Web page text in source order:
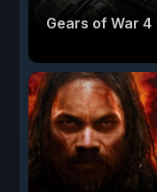
Gears of War 4